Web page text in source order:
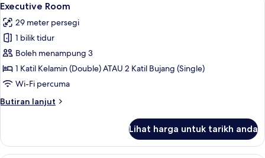
semua
foto
untuk
Executive
Room
11
Executive Room
29 meter persegi
1 bilik tidur
Boleh menampung 3
1 Katil Kelamin (Double) ATAU 2 Katil Bujang (Single)
Wi-Fi percuma
Butiran lanjut
Butiran
Room
Lihat harga untuk tarikh anda